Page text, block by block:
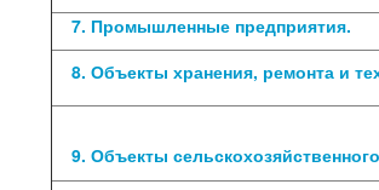
7. Промышленные предприятия.
8. Объекты хранения, ремонта и
9. Объекты